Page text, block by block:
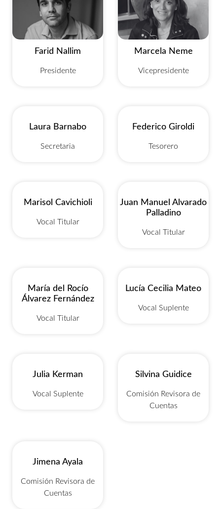
Farid Nallim
Presidente
Marcela Neme
Vicepresidente
Laura Barnabo
Secretaria
Federico Giroldi
Tesorero
Marisol Cavichioli
Vocal Titular
Juan Manuel Alvarado
Palladino
Vocal Titular
María del Rocío
Álvarez Fernández
Vocal Titular
Lucía Cecilia Mateo
Vocal Suplente
Julia Kerman
Vocal Suplente
Silvina Guidice
Comisión Revisora de
Cuentas
Jimena Ayala
Comisión Revisora de
Cuentas